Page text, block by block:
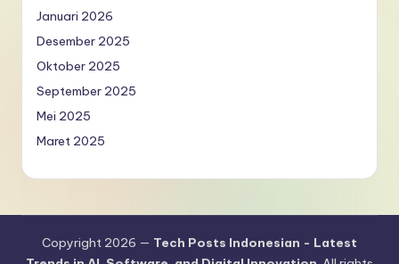
Januari 2026
Desember 2025
Oktober 2025
September 2025
Mei 2025
Maret 2025
Copyright 2026 — Tech Posts Indonesian - Latest